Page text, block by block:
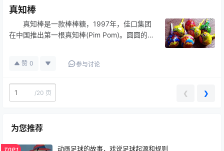
真知棒
真知棒是一款棒棒糖，1997年，佳口集团
在中国推出第一根真知棒(Pim Pom)。圆圆的糖
真知棒：凭借口味制胜 1997年，佳口
赞 0 参与讨论
/20 页 ❮ ❯
为您推荐
动画足球的故事，戏说足球起源和规则